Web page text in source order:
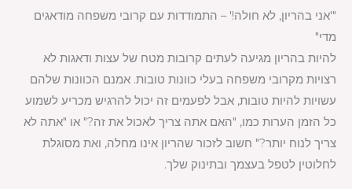
"'אני בהריון, לא חולה!' – התמודדות עם קרובי משפחה מודאגים
מדי"
להיות בהריון מגיעה לעתים קרובות מטח של עצות ודאגות לא
רצויות מקרובי משפחה בעלי כוונות טובות. אמנם הכוונות שלהם
עשויות להיות טובות, אבל לפעמים זה יכול להרגיש מכריע לשמוע
כל הזמן הערות כמו, "האם אתה צריך לאכול את זה?" או "אתה לא
צריך לנוח יותר?" חשוב לזכור שהריון אינו מחלה, ואת מסוגלת
לחלוטין לטפל בעצמך ובתינוק שלך.